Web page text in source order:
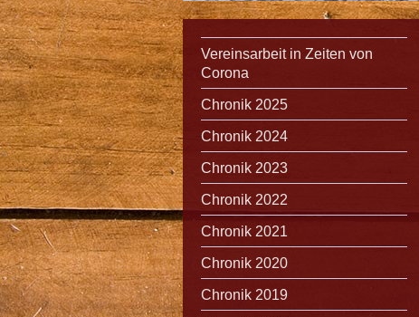
Vereinsarbeit in Zeiten von
Corona
Chronik 2025
Chronik 2024
Chronik 2023
Chronik 2022
Chronik 2021
Chronik 2020
Chronik 2019